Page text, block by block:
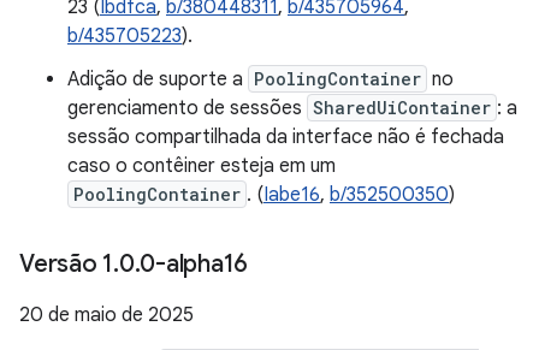
23 (Ibdfca, b/380448311, b/435705964,
b/435705223).
Adição de suporte a PoolingContainer no
gerenciamento de sessões SharedUiContainer : a
sessão compartilhada da interface não é fechada
caso o contêiner esteja em um
PoolingContainer . (Iabe16, b/352500350)
Versão 1.0.0-alpha16
20 de maio de 2025